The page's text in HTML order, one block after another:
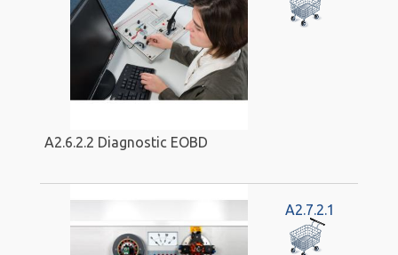
A2.6.2.2 Diagnostic EOBD
A2.7.2.1